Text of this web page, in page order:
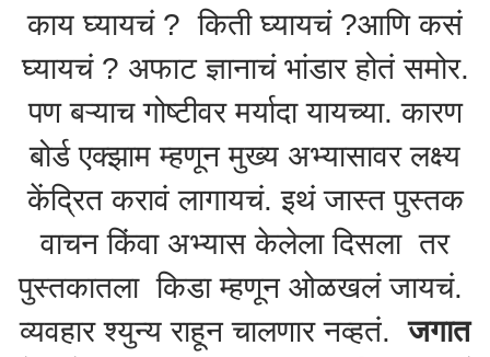
काय घ्यायचं ? किती घ्यायचं ?आणि कसं
घ्यायचं ? अफाट ज्ञानाचं भांडार होतं समोर.
पण बऱ्याच गोष्टीवर मर्यादा यायच्या. कारण
बोर्ड एक्झाम म्हणून मुख्य अभ्यासावर लक्ष्य
केंद्रित करावं लागायचं. इथं जास्त पुस्तक
वाचन किंवा अभ्यास केलेला दिसला तर
पुस्तकातला किडा म्हणून ओळखलं जायचं.
व्यवहार श्युन्य राहून चालणार नव्हतं.जगात